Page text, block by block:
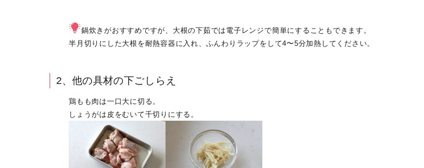
鍋炊きがおすすめですが、大根の下茹では電子レンジで簡単にすることもできます。
半月切りにした大根を耐熱容器に入れ、ふんわりラップをして4〜5分加熱してください。
2、他の具材の下ごしらえ
鶏もも肉は一口大に切る。
しょうがは皮をむいて千切りにする。